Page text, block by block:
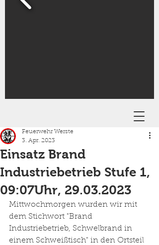
Einsatz Brand
Industriebetrieb Stufe 1,
09:07Uhr, 29.03.2023
Feuerwehr Werste
3. Apr. 2023
Mittwochmorgen wurden wir mit
dem Stichwort "Brand
Industriebetrieb, Schwelbrand in
einem Schweißtisch" in den Ortsteil